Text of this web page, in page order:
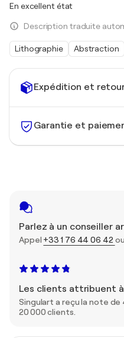
Expédition et
Garantie et
Parlez à un conseiller
Appel +33 1 76 44 06 42
Les clients attribuent
Singulart a reçu la note
20 000 clients.
En excellent état
Description traduite
Lithographie Abstraction